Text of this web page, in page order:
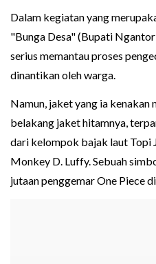
Dalam kegiatan yang
"Bunga Desa" (Bupati
serius memantau proses
dinantikan oleh warga.
Namun, jaket yang ia kenakan
belakang jaket hitamnya,
dari kelompok bajak laut Topi
Monkey D. Luffy. Sebuah
jutaan penggemar One Piece